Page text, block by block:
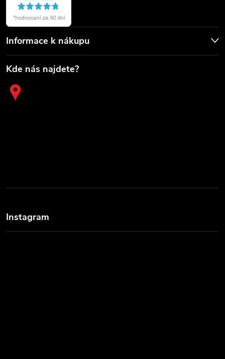
Informace k nákupu
Kde nás najdete?
Instagram